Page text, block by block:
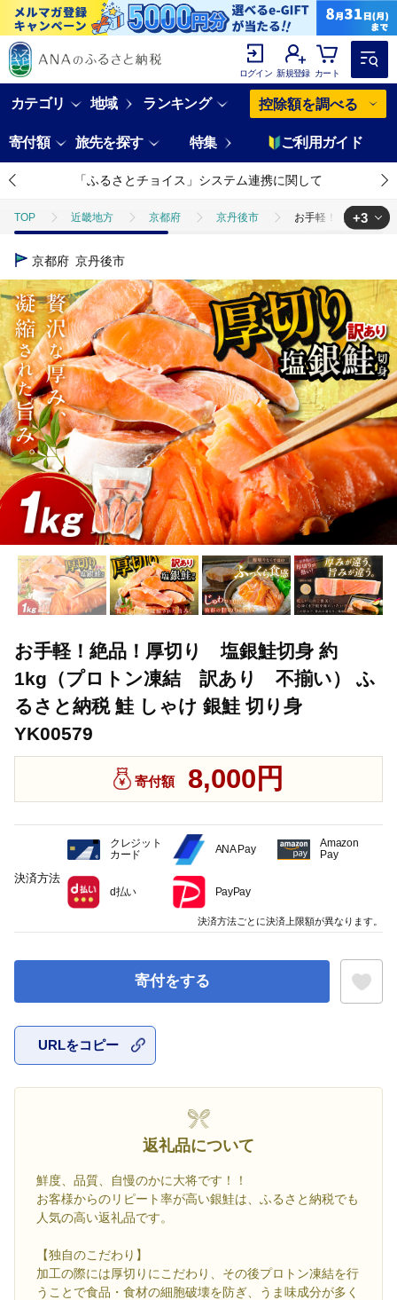
ログイン 新規登録 カート
カテゴリ 地域 ランキング 控除額を調べる
寄付額 旅先を探す 特集 ご利用ガイド
「ふるさとチョイス」システム連携に関して
TOP 近畿地方 京都府 京丹後市 お手軽！絶品！厚
TOP
TOP 魚介類 鮮魚 お手軽！絶品！厚切り 塩銀鮭切身 約
TOP 魚介類 鮮魚 ほかの鮮魚 お手軽！絶品！厚切
+3
京都府 京丹後市
お手軽！絶品！厚切り 塩銀鮭切身 約
1kg（プロトン凍結 訳あり 不揃い） ふ
るさと納税 鮭 しゃけ 銀鮭 切り身
YK00579
寄付額 8,000円
寄付をする
URLをコピー
返礼品について
鮮度、品質、自慢のかに大将です！！
お客様からのリピート率が高い銀鮭は、ふるさと納税でも
人気の高い返礼品です。
【独自のこだわり】
加工の際には厚切りにこだわり、その後プロトン凍結を行
うことで食品・食材の細胞破壊を防ぎ、うま味成分が多く
決済方法
クレジット
カード
ANA Pay
Amazon
Pay
d払い PayPay
決済方法ごとに決済上限額が異なります。